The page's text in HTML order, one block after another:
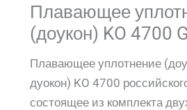
Плавающее
(доукон) KO 4700
Плавающее уплотнение
дуокон) KO 4700
состоящее из комплекта